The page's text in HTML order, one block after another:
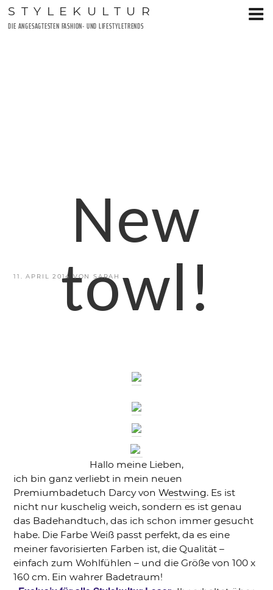
Zum
Inhalt
STYLEKULTUR
DIE ANGESAGTESTEN FASHION- UND LIFESTYLETRENDS
VERÖFFENTLICHT
11. APRIL 2014 VONSARAH
New
towl!
Hallo meine Lieben,
ich bin ganz verliebt in mein neuen
Premiumbadetuch Darcy vonWestwing. Es ist
nicht nur kuschelig weich, sondern es ist genau
das Badehandtuch, das ich schon immer gesucht
habe. Die Farbe Weiß passt perfekt, da es eine
meiner favorisierten Farben ist, die Qualität –
einfach zum Wohlfühlen – und die Größe von 100 x
160 cm. Ein wahrer Badetraum!